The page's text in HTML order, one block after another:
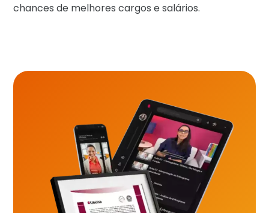
chances de melhores cargos e salários.